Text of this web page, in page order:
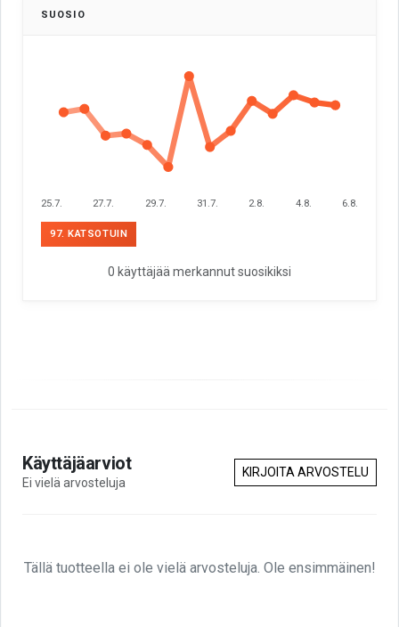
SUOSIO
25.7. 27.7. 29.7. 31.7. 2.8. 4.8. 6.8.
97. KATSOTUIN
0 käyttäjää merkannut suosikiksi
Käyttäjäarviot
Ei vielä arvosteluja
KIRJOITA ARVOSTELU
Tällä tuotteella ei ole vielä arvosteluja. Ole ensimmäinen!